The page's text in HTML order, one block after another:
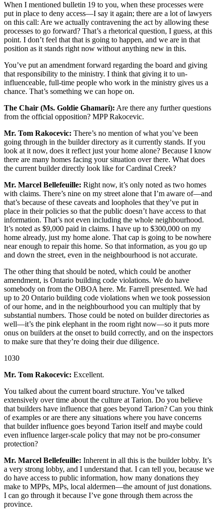
When I mentioned bulletin 19 to you, when these processes were
put in place to deny access—I say it again; there are a lot of lawyers
on this call: Are we actually contravening the act by allowing these
processes to go forward? That’s a rhetorical question, I guess, at this
point. I don’t feel that that is going to happen, and we are in that
position as it stands right now without anything new in this.
You’ve put an amendment forward regarding the board and giving
that responsibility to the ministry. I think that giving it to un-
influenceable, full-time people who work in the ministry gives us a
chance. That’s something we can hope on.
The Chair (Ms. Goldie Ghamari): Are there any further questions
from the official opposition? MPP Rakocevic.
Mr. Tom Rakocevic: There’s no mention of what you’ve been
going through in the builder directory as it currently stands. If you
look at it now, does it reflect just your home alone? Because I know
there are many homes facing your situation over there. What does
the current builder directly look like for Cardinal Creek?
Mr. Marcel Bellefeuille: Right now, it’s only noted as two homes
with claims. There’s nine on my street alone that I’m aware of—and
that’s because of these caveats and loopholes that they’ve put in
place in their policies so that the public doesn’t have access to that
information. That’s not even including the whole neighbourhood.
It’s noted as $9,000 paid in claims. I have up to $300,000 on my
home already, just my home alone. That cap is going to be nowhere
near enough to repair this home. So that information, as you go up
and down the street, even in the neighbourhood is not accurate.
The other thing that should be noted, which could be another
amendment, is Ontario building code violations. We do have
somebody on from the OBOA here. Mr. Farrell presented. We had
up to 20 Ontario building code violations when we took possession
of our home, and in the neighbourhood you can multiply that by
substantial numbers. Those could be noted on builder directories as
well—it’s the pink elephant in the room right now—so it puts more
onus on builders at the onset to build correctly, and on the inspectors
to make sure that they’re doing their due diligence.
1030
Mr. Tom Rakocevic: Excellent.
You talked about the current board structure. You’ve talked
extensively over time about the culture at Tarion. Do you believe
that builders have influence that goes beyond Tarion? Can you think
of examples or are there any situations where you have concerns
that builder influence goes beyond Tarion itself and maybe could
even influence larger-scale policy that may not be pro-consumer
protection?
Mr. Marcel Bellefeuille: Inherent in all this is the builder lobby. It’s
a very strong lobby, and I understand that. I can tell you, because we
do have access to public information, how many donations they
make to MPPs, MPs, local aldermen—the amount of just donations.
I can go through it because I’ve gone through them across the
province.